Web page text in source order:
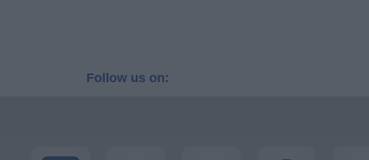
Follow us on: